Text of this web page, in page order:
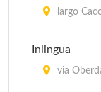
largo
Inlingua
via